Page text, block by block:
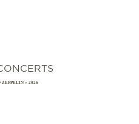
ZEPPELIN » 2026